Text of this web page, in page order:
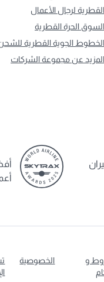
القطرية لرجال الأعمال
السوق الحرة القطرية
الخطوط الجوية القطرية
المزيد عن مجموعة الشركات
و
الخصوصية